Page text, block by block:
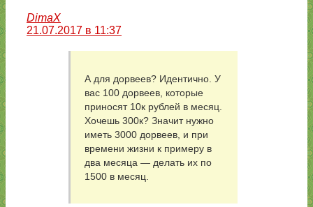
DimaX
21.07.2017 в 11:37
А для дорвеев? Идентично. У
вас 100 дорвеев, которые
приносят 10к рублей в месяц.
Хочешь 300к? Значит нужно
иметь 3000 дорвеев, и при
времени жизни к примеру в
два месяца — делать их по
1500 в месяц.